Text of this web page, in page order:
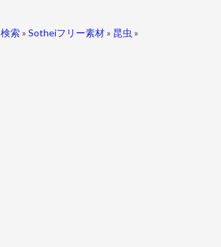
検索» Sotheiフリー素材» 昆虫 »